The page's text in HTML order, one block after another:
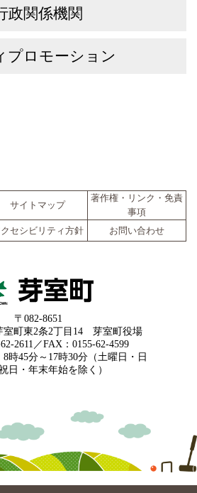
政関係機関
プロモーション
サイトマップ
著作権・リンク・免責
事項
セシビリティ方針 お問い合わせ
〒082-8651
室町東2条2丁目14 芽室町役場
2611／FAX：0155-62-4599
8時45分～17時30分（土曜日・日
日・年末年始を除く）